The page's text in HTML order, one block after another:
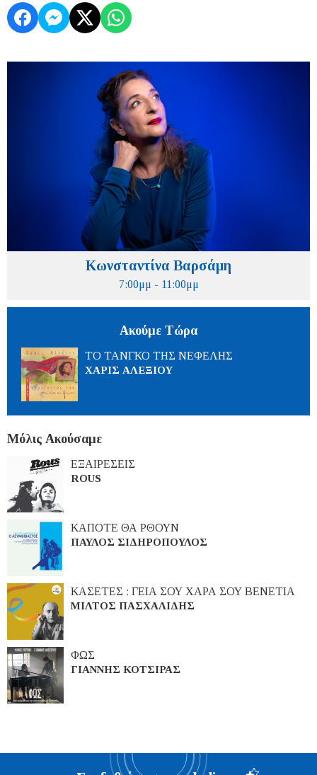
Κωνσταντίνα Βαρσάμη
7:00μμ - 11:00μμ
Ακούμε Τώρα
ΤΟ ΤΑΝΓΚΟ ΤΗΣ ΝΕΦΕΛΗΣ
ΧΑΡΙΣ ΑΛΕΞΙΟΥ
Μόλις Ακούσαμε
ΕΞΑΙΡΕΣΕΙΣ
ROUS
ΚΑΠΟΤΕ ΘΑ ΡΘΟΥΝ
ΠΑΥΛΟΣ ΣΙΔΗΡΟΠΟΥΛΟΣ
ΚΑΣΕΤΕΣ : ΓΕΙΑ ΣΟΥ ΧΑΡΑ ΣΟΥ ΒΕΝΕΤΙΑ
ΜΙΛΤΟΣ ΠΑΣΧΑΛΙΔΗΣ
ΦΩΣ
ΓΙΑΝΝΗΣ ΚΟΤΣΙΡΑΣ